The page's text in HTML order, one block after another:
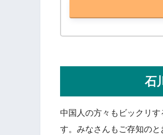
石
中国人の方々もビックリ
す。みなさんもご存知のと